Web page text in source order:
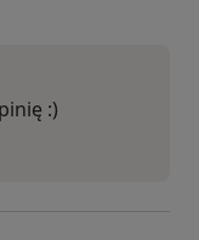
:)